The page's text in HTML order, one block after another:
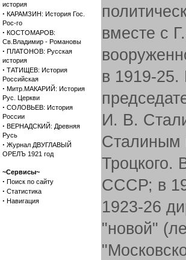
история
· КАРАМЗИН: История Гос.
Рос-го
· КОСТОМАРОВ:
Св.Владимир - Романовы
· ПЛАТОНОВ: Русская
история
· ТАТИЩЕВ: История
Российская
· Митр.МАКАРИЙ: История
Рус. Церкви
· СОЛОВЬЕВ: История
России
· ВЕРНАДСКИЙ: Древняя
Русь
· Журнал ДВУГЛАВЫЙ
ОРЕЛЪ 1921 год
~Сервисы~
· Поиск по сайту
· Статистика
· Навигация
вместе с
в 1919-
И. В.
Сталиным
Троцкого.
СССР; в
1923-26
"новой"